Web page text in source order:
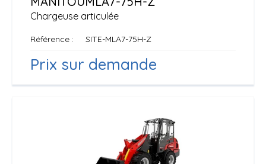
Chargeuse articulée
Référence SITE-MLA7-75H-Z
Prix sur demande